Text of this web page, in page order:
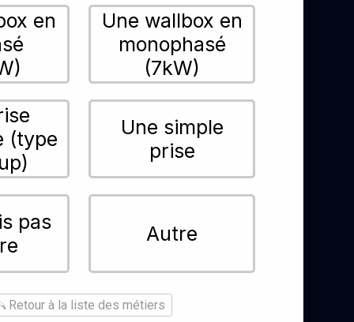
en
Une wallbox en
monophasé
(7kW)
(type
Une simple
prise
pas
Autre
Retour à la liste des métiers